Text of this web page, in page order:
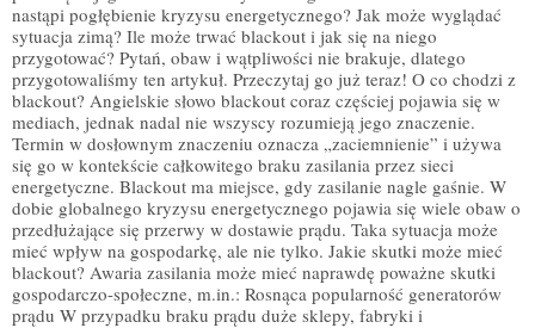
nastąpi pogłębienie kryzysu energetycznego? Jak może wyglądać
sytuacja zimą? Ile może trwać blackout i jak się na niego
przygotować? Pytań, obaw i wątpliwości nie brakuje, dlatego
przygotowaliśmy ten artykuł. Przeczytaj go już teraz! O co chodzi z
blackout? Angielskie słowo blackout coraz częściej pojawia się w
mediach, jednak nadal nie wszyscy rozumieją jego znaczenie.
Termin w dosłownym znaczeniu oznacza „zaciemnienie” i używa
się go w kontekście całkowitego braku zasilania przez sieci
energetyczne. Blackout ma miejsce, gdy zasilanie nagle gaśnie. W
dobie globalnego kryzysu energetycznego pojawia się wiele obaw o
przedłużające się przerwy w dostawie prądu. Taka sytuacja może
mieć wpływ na gospodarkę, ale nie tylko. Jakie skutki może mieć
blackout? Awaria zasilania może mieć naprawdę poważne skutki
gospodarczo-społeczne, m.in.: Rosnąca popularność generatorów
prądu W przypadku braku prądu duże sklepy, fabryki i